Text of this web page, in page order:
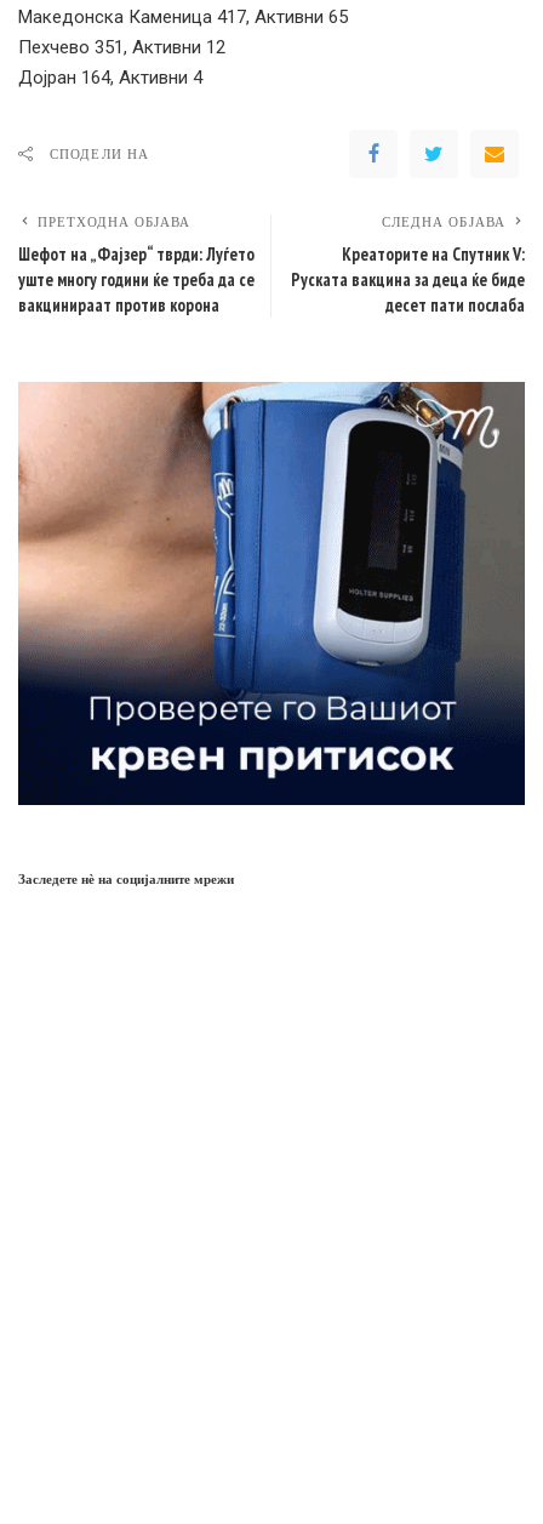
Македонска Каменица 417, Активни 65
Пехчево 351, Активни 12
Дојран 164, Активни 4
СПОДЕЛИ НА
ПРЕТХОДНА ОБЈАВА
Шефот на „Фајзер“ тврди: Луѓето
уште многу години ќе треба да се
вакцинираат против корона
СЛЕДНА ОБЈАВА
Креаторите на Спутник V:
Руската вакцина за деца ќе биде
десет пати послаба
Заследете нѐ на социјалните мрежи